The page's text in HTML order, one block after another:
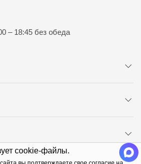
cookie-файлы.
– 18:45 без обеда